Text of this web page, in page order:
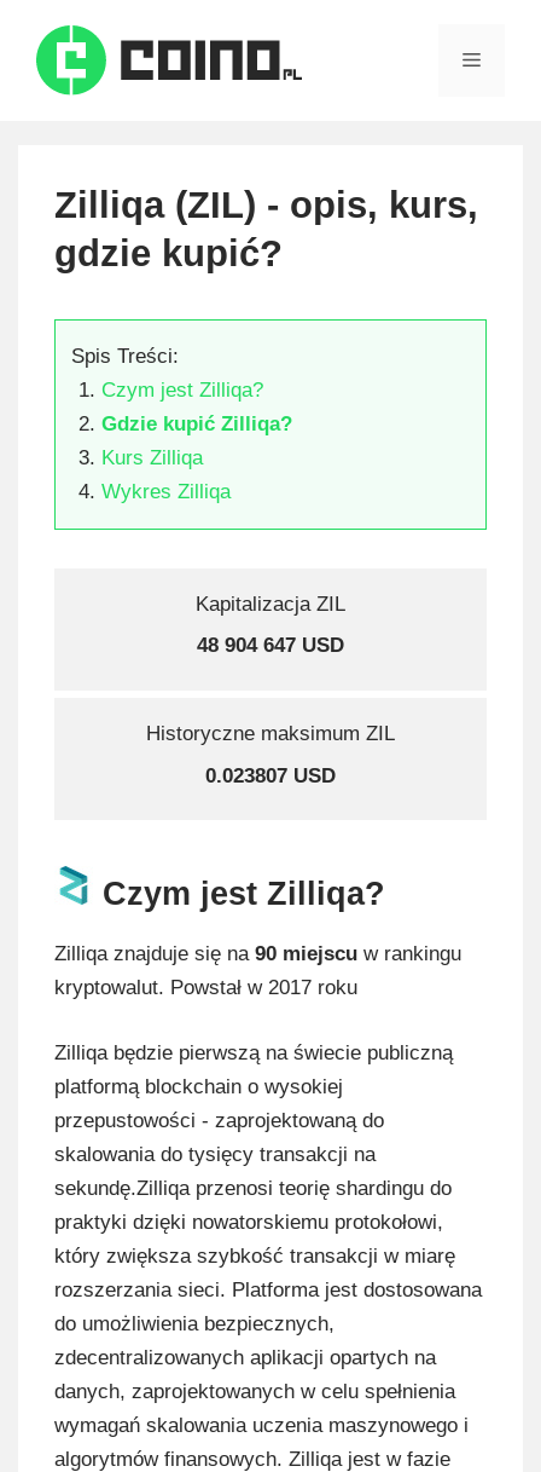
content
Menu
Zilliqa (ZIL) - opis, kurs,
gdzie kupić?
Spis Treści:
Czym jest Zilliqa?
Gdzie kupić Zilliqa?
Kurs Zilliqa
Wykres Zilliqa
Kapitalizacja ZIL
48 904 647 USD
Historyczne maksimum ZIL
0.023807 USD
Czym jest Zilliqa?
Zilliqa znajduje się na 90 miejscu w rankingu
kryptowalut. Powstał w 2017 roku
Zilliqa będzie pierwszą na świecie publiczną
platformą blockchain o wysokiej
przepustowości - zaprojektowaną do
skalowania do tysięcy transakcji na
sekundę.Zilliqa przenosi teorię shardingu do
praktyki dzięki nowatorskiemu protokołowi,
który zwiększa szybkość transakcji w miarę
rozszerzania sieci. Platforma jest dostosowana
do umożliwienia bezpiecznych,
zdecentralizowanych aplikacji opartych na
danych, zaprojektowanych w celu spełnienia
wymagań skalowania uczenia maszynowego i
algorytmów finansowych. Zilliqa jest w fazie